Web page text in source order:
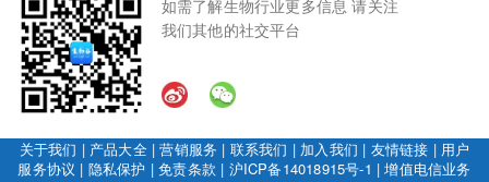
如需了解生物行业更多信息 请关注
我们其他的社交平台
关于我们 | 产品大全|营销服务 | 联系我们 | 加入我们 | 友情链接 | 用户
服务协议 | 隐私保护 |免责条款 | 沪ICP备14018915号-1 |增值电信业务